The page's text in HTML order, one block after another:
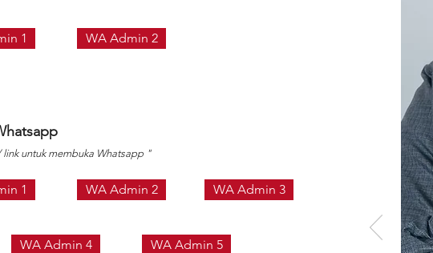
1 WA Admin 2
link untuk membuka Whatsapp "
1 WA Admin 2 WA Admin 3
WA Admin 4 WA Admin 5